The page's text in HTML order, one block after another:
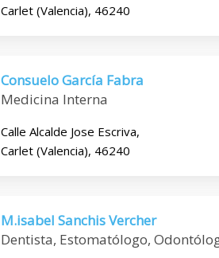
Carlet (Valencia), 46240
Consuelo García Fabra
Medicina Interna
Calle Alcalde Jose Escriva,
Carlet (Valencia), 46240
M.isabel Sanchis Vercher
Dentista, Estomatólogo,